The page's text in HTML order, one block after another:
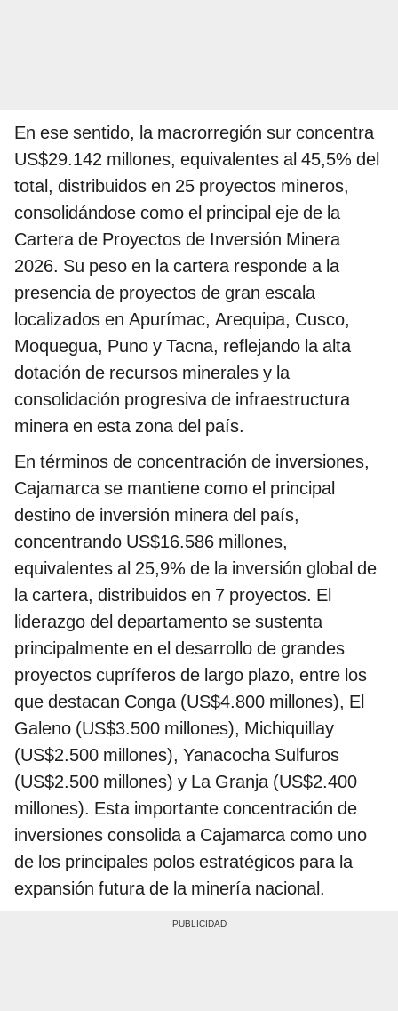
En ese sentido, la macrorregión sur concentra
US$29.142 millones, equivalentes al 45,5% del
total, distribuidos en 25 proyectos mineros,
consolidándose como el principal eje de la
Cartera de Proyectos de Inversión Minera
2026. Su peso en la cartera responde a la
presencia de proyectos de gran escala
localizados en Apurímac, Arequipa, Cusco,
Moquegua, Puno y Tacna, reflejando la alta
dotación de recursos minerales y la
consolidación progresiva de infraestructura
minera en esta zona del país.
En términos de concentración de inversiones,
Cajamarca se mantiene como el principal
destino de inversión minera del país,
concentrando US$16.586 millones,
equivalentes al 25,9% de la inversión global de
la cartera, distribuidos en 7 proyectos. El
liderazgo del departamento se sustenta
principalmente en el desarrollo de grandes
proyectos cupríferos de largo plazo, entre los
que destacan Conga (US$4.800 millones), El
Galeno (US$3.500 millones), Michiquillay
(US$2.500 millones), Yanacocha Sulfuros
(US$2.500 millones) y La Granja (US$2.400
millones). Esta importante concentración de
inversiones consolida a Cajamarca como uno
de los principales polos estratégicos para la
expansión futura de la minería nacional.